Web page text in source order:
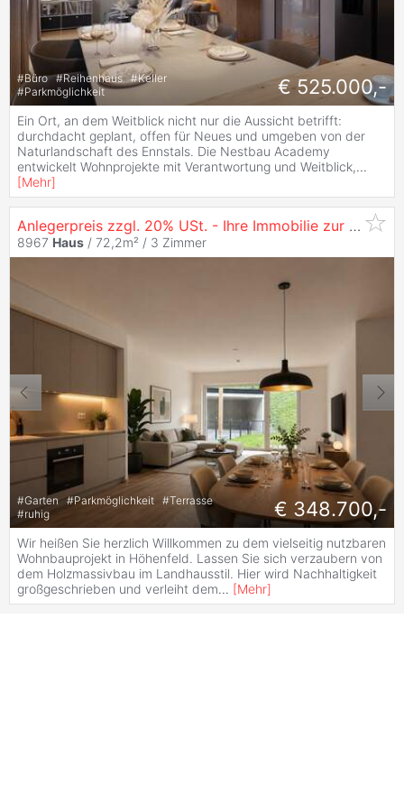
#Büro #Reihenhaus #Keller
#Parkmöglichkeit € 525.000,-
Ein Ort, an dem Weitblick nicht nur die Aussicht betrifft:
durchdacht geplant, offen für Neues und umgeben von der
Naturlandschaft des Ennstals. Die Nestbau Academy
entwickelt Wohnprojekte mit Verantwortung und Weitblick,...
[Mehr]
Anlegerpreis zzgl. 20% USt. - Ihre Immobilie zur Vermietung
8967 Haus / 72,2m² / 3 Zimmer
#Garten #Parkmöglichkeit #Terrasse
#ruhig € 348.700,-
Wir heißen Sie herzlich Willkommen zu dem vielseitig nutzbaren
Wohnbauprojekt in Höhenfeld. Lassen Sie sich verzaubern von
dem Holzmassivbau im Landhausstil. Hier wird Nachhaltigkeit
großgeschrieben und verleiht dem... [Mehr]